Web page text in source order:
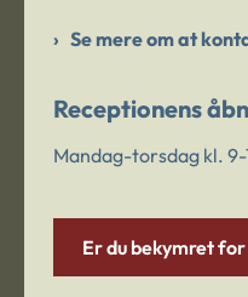
Se mere om at
Receptionens
Mandag-torsdag kl. 9-
Er du bekymret